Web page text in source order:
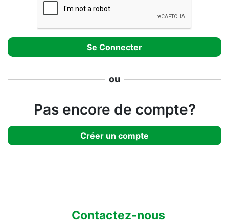
ou
Pas encore de compte?
Créer un compte
Contactez-nous